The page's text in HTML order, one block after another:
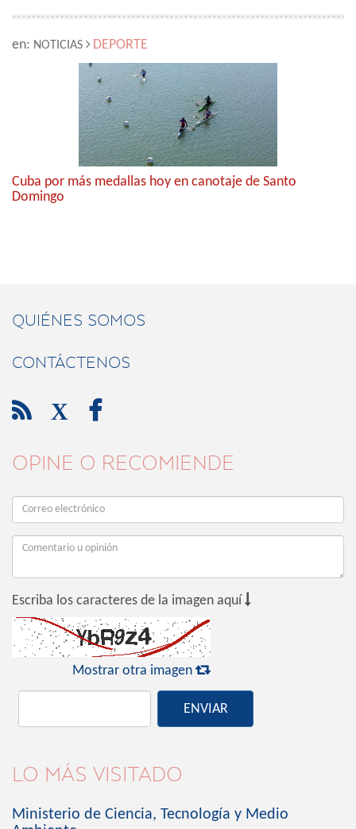
en: NOTICIAS DEPORTE
Cuba por más medallas hoy en canotaje de Santo
Domingo
QUIÉNES SOMOS
CONTÁCTENOS
 X 
OPINE O RECOMIENDE
Escriba los caracteres de la imagen aquí 
Mostrar otra imagen 
ENVIAR
LO MÁS VISITADO
Ministerio de Ciencia, Tecnología y Medio